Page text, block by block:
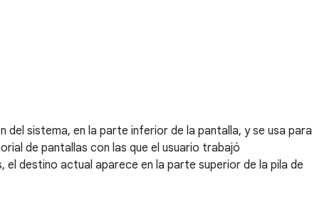
del sistema, en la parte inferior de la pantalla, y se usa para
de pantallas con las que el usuario trabajó
destino actual aparece en la parte superior de la pila de